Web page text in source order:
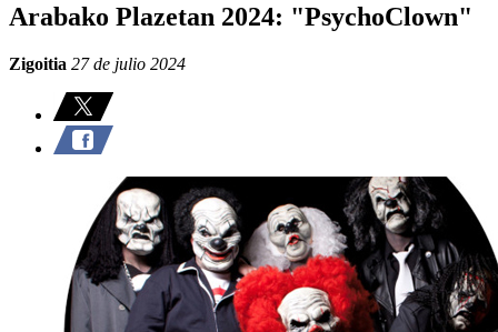
Arabako Plazetan 2024: "PsychoClown"
Zigoitia 27 de julio 2024